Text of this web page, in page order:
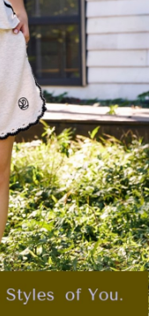
先享後付」服務完成之交
易相關給付款項請求債
人之同意方可使用
失，本公司不負相關責
之用戶狀況，依本公司即
形，本公司將視審查結果
若發現惡意使用之情形，
度並採取法律行動。
查看運費